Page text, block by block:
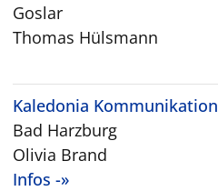
Goslar
Thomas Hülsmann
Kaledonia Kommunikation
Bad Harzburg
Olivia Brand
Infos -»